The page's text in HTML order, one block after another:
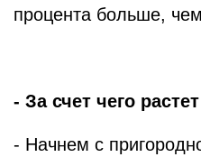
процента больше,
- За счет чего
- Начнем с